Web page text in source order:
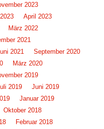
2023
April 2023
März 2022
2021
2021
September 2020
März 2020
2019
2019
Juni 2019
Januar 2019
Oktober 2018
Februar 2018